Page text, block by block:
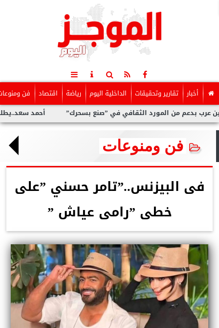
أخبار تقارير وتحقيقات الداخلية اليوم رياضة اقتصاد فن
أحمد سعد..يطلق” الألبوم المورد الثقافي في ”صنع بسحرك”
فن ومنوعات
فى البيزنس..”تامر حسني ”على
خطى ”رامى عياش ”